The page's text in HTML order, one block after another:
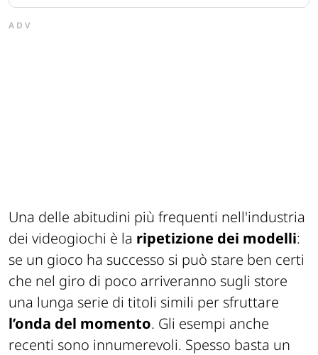
ADV
Una delle abitudini più frequenti nell'industria
dei videogiochi è la ripetizione dei modelli:
se un gioco ha successo si può stare ben certi
che nel giro di poco arriveranno sugli store
una lunga serie di titoli simili per sfruttare
l’onda del momento. Gli esempi anche
recenti sono innumerevoli. Spesso basta un